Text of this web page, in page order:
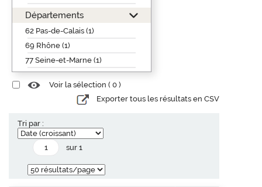
Départements
62 Pas-de-Calais (1)
69 Rhône (1)
77 Seine-et-Marne (1)
Voir la sélection ( 0 )
Exporter tous les résultats en CSV
Tri par :
sur 1